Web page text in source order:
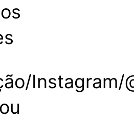
Instagram/